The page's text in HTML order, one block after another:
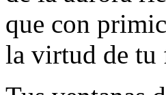
que con
la virtud de tu